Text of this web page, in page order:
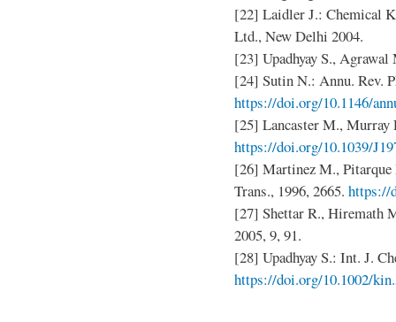
[22] Laidler J.: Chemical
Ltd., New Delhi 2004.
[23] Upadhyay S.,
[24] Sutin N.: Annu. Rev.
https://doi.org/10.1146/
[25] Lancaster M., Murray
https://doi.org/10.1039/
[26] Martinez M.,
Trans., 1996, 2665. https://
[27] Shettar R., Hiremath
2005, 9, 91.
[28] Upadhyay S.: Int. J.
https://doi.org/10.1002/